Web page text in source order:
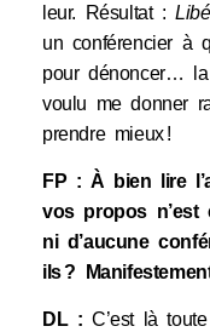
leur. Résultat :
un conférencier à
pour dénoncer… la
voulu me donner
prendre mieux !
FP : À bien lire
vos propos n’est
ni d’aucune
ils ?
DL : C’est là